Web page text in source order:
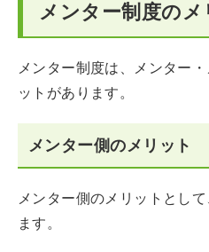
メンター制度のメ
メンター制度は、メンター
ットがあります。
メンター側のメリット
メンター側のメリットとし
ます。